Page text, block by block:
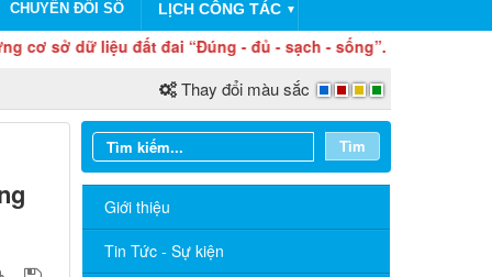
CHUYỂN ĐỔI SỐ LỊCH CÔNG TÁC ▼
dữ liệu đất đai “Đúng - đủ - sạch - sống”. Hoàn thiện dữ
Thay đổi màu sắc
Tìm
Giới thiệu
Tin Tức - Sự kiện